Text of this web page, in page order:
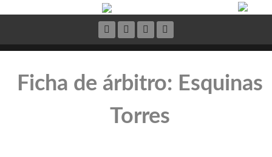
Ficha de árbitro: Esquinas
Torres